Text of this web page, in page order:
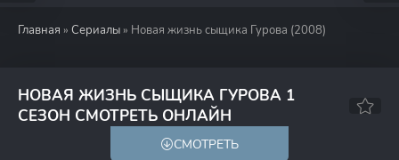
Главная » Сериалы » Новая жизнь сыщика Гурова (2008)
НОВАЯ ЖИЗНЬ СЫЩИКА ГУРОВА 1
СЕЗОН СМОТРЕТЬ ОНЛАЙН
5.2
СМОТРЕТЬ